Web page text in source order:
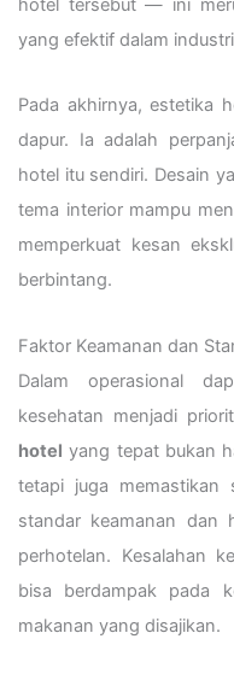
hotel tersebut — ini
yang efektif dalam
Pada akhirnya, estetika
dapur. Ia adalah
hotel itu sendiri. Desain
tema interior mampu
memperkuat kesan
berbintang.
Faktor Keamanan dan
Dalam operasional
kesehatan menjadi
hotel yang tepat bukan
tetapi juga memastikan
standar keamanan dan
perhotelan. Kesalahan
bisa berdampak pada
makanan yang disajikan.